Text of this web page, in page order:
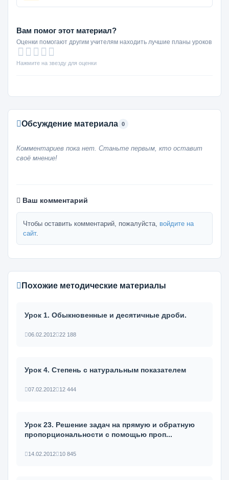
Вам помог этот материал?
Оценки помогают другим учителям находить лучшие планы уроков
Нажмите на звезду для оценки
Обсуждение материала 0
Комментариев пока нет. Станьте первым, кто оставит
своё мнение!
Ваш комментарий
Чтобы оставить комментарий, пожалуйста, войдите на
сайт.
Похожие методические материалы
Урок 1. Обыкновенные и десятичные дроби.
06.02.2012 22 188
Урок 4. Степень с натуральным показателем
07.02.2012 12 444
Урок 23. Решение задач на прямую и обратную
пропорциональности с помощью проп...
14.02.2012 10 845